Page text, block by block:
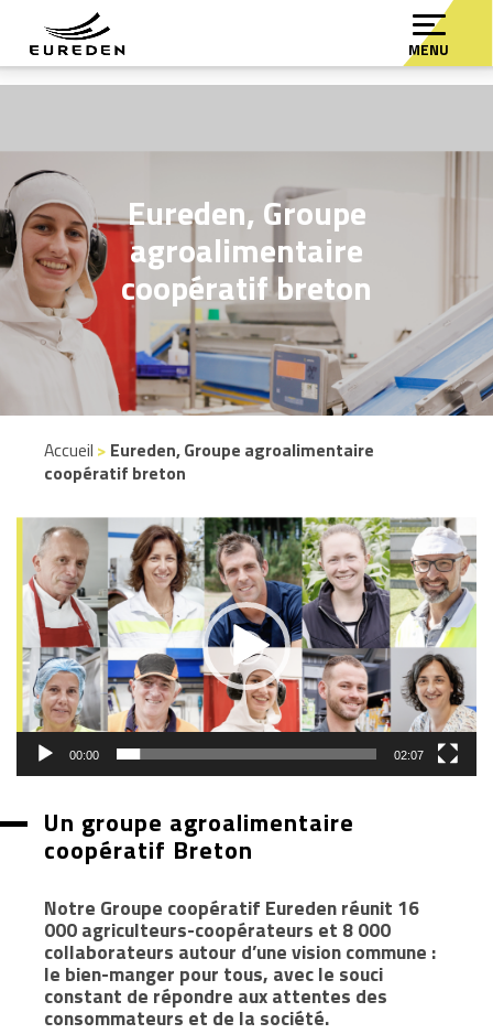
MENU
Eureden, Groupe
agroalimentaire
coopératif breton
Accueil > Eureden, Groupe agroalimentaire
coopératif breton
Lecteur
vidéo
00:00 02:07
Un groupe agroalimentaire
coopératif Breton
Notre Groupe coopératif Eureden réunit 16
000 agriculteurs-coopérateurs et 8 000
collaborateurs autour d’une vision commune :
le bien-manger pour tous, avec le souci
constant de répondre aux attentes des
consommateurs et de la société.